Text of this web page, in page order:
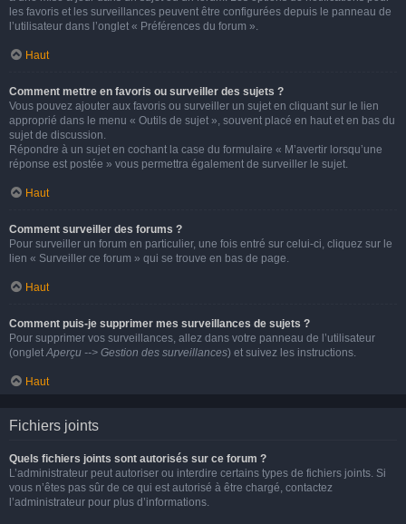
les favoris et les surveillances peuvent être configurées depuis le panneau de
l’utilisateur dans l’onglet « Préférences du forum ».
Haut
Comment mettre en favoris ou surveiller des sujets ?
Vous pouvez ajouter aux favoris ou surveiller un sujet en cliquant sur le lien
approprié dans le menu « Outils de sujet », souvent placé en haut et en bas du
sujet de discussion.
Répondre à un sujet en cochant la case du formulaire « M’avertir lorsqu’une
réponse est postée » vous permettra également de surveiller le sujet.
Haut
Comment surveiller des forums ?
Pour surveiller un forum en particulier, une fois entré sur celui-ci, cliquez sur le
lien « Surveiller ce forum » qui se trouve en bas de page.
Haut
Comment puis-je supprimer mes surveillances de sujets ?
Pour supprimer vos surveillances, allez dans votre panneau de l’utilisateur
(ongletAperçu --> Gestion des surveillances) et suivez les instructions.
Haut
Fichiers joints
Quels fichiers joints sont autorisés sur ce forum ?
L’administrateur peut autoriser ou interdire certains types de fichiers joints. Si
vous n’êtes pas sûr de ce qui est autorisé à être chargé, contactez
l’administrateur pour plus d’informations.